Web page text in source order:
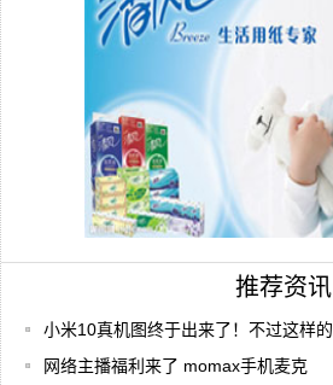
推荐资讯
小米10真机图终于出来了！不过这样的
网络主播福利来了 momax手机麦克